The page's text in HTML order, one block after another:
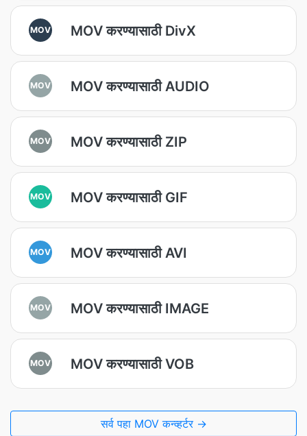
MOV MOV करण्यासाठी DivX
MOV MOV करण्यासाठी AUDIO
MOV MOV करण्यासाठी ZIP
MOV MOV करण्यासाठी GIF
MOV MOV करण्यासाठी AVI
MOV MOV करण्यासाठी IMAGE
MOV MOV करण्यासाठी VOB
सर्व पहा MOV कन्व्हर्टर →